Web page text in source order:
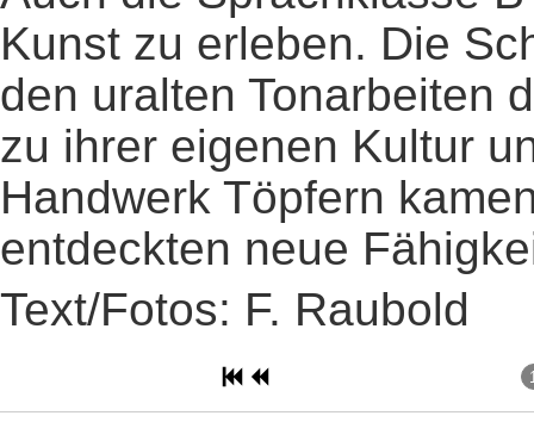
Kunst zu erleben. Die
den uralten Tonarbeiten
zu ihrer eigenen Kultur
Handwerk Töpfern
entdeckten neue
Text/Fotos: F. Raubold